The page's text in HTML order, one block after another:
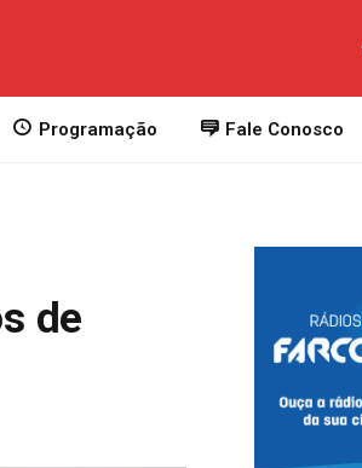
Programação Fale Conosco
de